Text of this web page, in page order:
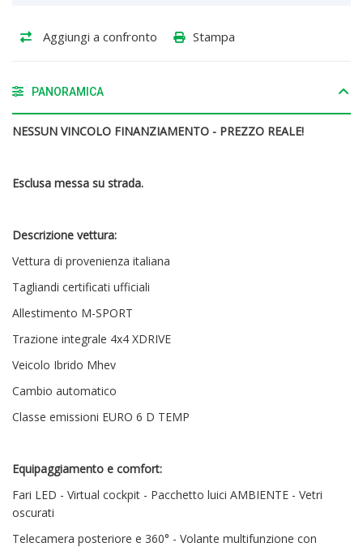
Aggiungi a confronto Stampa
PANORAMICA
NESSUN VINCOLO FINANZIAMENTO - PREZZO REALE!
Esclusa messa su strada.
Descrizione vettura:
Vettura di provenienza italiana
Tagliandi certificati ufficiali
Allestimento M-SPORT
Trazione integrale 4x4 XDRIVE
Veicolo Ibrido Mhev
Cambio automatico
Classe emissioni EURO 6 D TEMP
Equipaggiamento e comfort:
Fari LED - Virtual cockpit - Pacchetto luici AMBIENTE - Vetri
oscurati
Telecamera posteriore e 360° - Volante multifunzione con